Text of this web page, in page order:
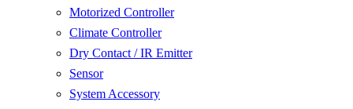
Motorized Controller
Climate Controller
Dry Contact / IR Emitter
Sensor
System Accessory